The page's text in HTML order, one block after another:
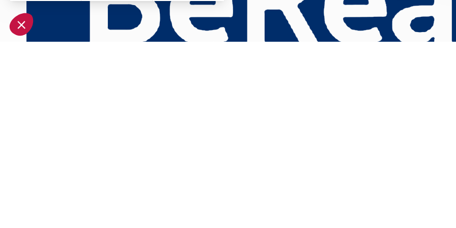
Plateforme de Gestion du Consentement : Personnalisez vos Options
Notre plateforme vous permet d'adapter et de gérer vos paramètres de confidentialité, en garantissant la conformité avec